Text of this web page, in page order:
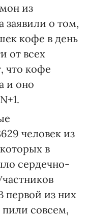
из
заявили о том,
кофе в день
от всех
что кофе
и оно
N+1.
человек из
в
сердечно-
первой из них
пили совсем,